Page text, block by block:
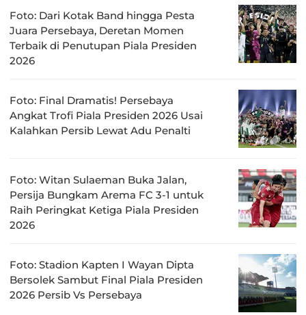
Foto: Dari Kotak Band hingga Pesta
Juara Persebaya, Deretan Momen
Terbaik di Penutupan Piala Presiden
2026
Foto: Final Dramatis! Persebaya
Angkat Trofi Piala Presiden 2026 Usai
Kalahkan Persib Lewat Adu Penalti
Foto: Witan Sulaeman Buka Jalan,
Persija Bungkam Arema FC 3-1 untuk
Raih Peringkat Ketiga Piala Presiden
2026
Foto: Stadion Kapten I Wayan Dipta
Bersolek Sambut Final Piala Presiden
2026 Persib Vs Persebaya